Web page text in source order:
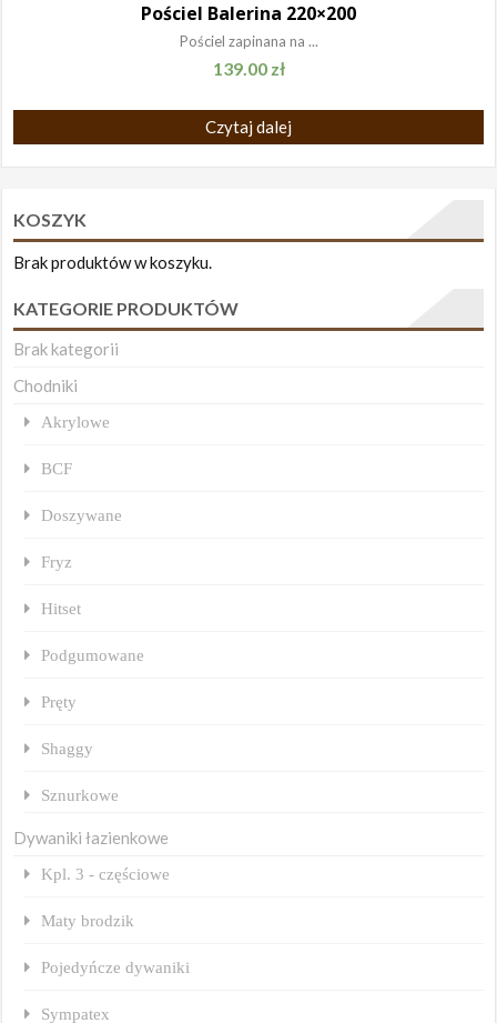
Pościel Balerina 220×200
Pościel zapinana na ...
139.00 zł
Czytaj dalej
KOSZYK
Brak produktów w koszyku.
KATEGORIE PRODUKTÓW
Brak kategorii
Chodniki
Akrylowe
BCF
Doszywane
Fryz
Hitset
Podgumowane
Pręty
Shaggy
Sznurkowe
Dywaniki łazienkowe
Kpl. 3 - częściowe
Maty brodzik
Pojedyńcze dywaniki
Sympatex